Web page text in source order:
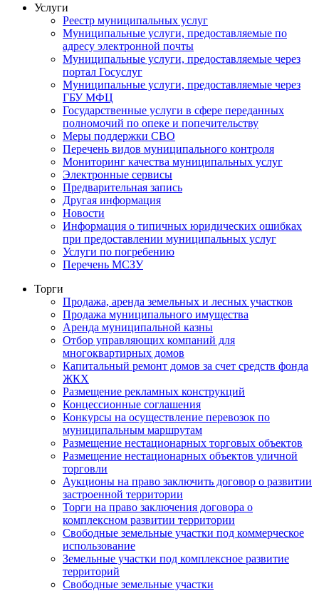
Услуги
Реестр муниципальных услуг
Муниципальные услуги, предоставляемые по
адресу электронной почты
Муниципальные услуги, предоставляемые через
портал Госуслуг
Муниципальные услуги, предоставляемые через
ГБУ МФЦ
Государственные услуги в сфере переданных
полномочий по опеке и попечительству
Меры поддержки СВО
Перечень видов муниципального контроля
Мониторинг качества муниципальных услуг
Электронные сервисы
Предварительная запись
Другая информация
Новости
Информация о типичных юридических ошибках
при предоставлении муниципальных услуг
Услуги по погребению
Перечень МСЗУ
Торги
Продажа, аренда земельных и лесных участков
Продажа муниципального имущества
Аренда муниципальной казны
Отбор управляющих компаний для
многоквартирных домов
Капитальный ремонт домов за счет средств фонда
ЖКХ
Размещение рекламных конструкций
Концессионные соглашения
Конкурсы на осуществление перевозок по
муниципальным маршрутам
Размещение нестационарных торговых объектов
Размещение нестационарных объектов уличной
торговли
Аукционы на право заключить договор о развитии
застроенной территории
Торги на право заключения договора о
комплексном развитии территории
Свободные земельные участки под коммерческое
использование
Земельные участки под комплексное развитие
территорий
Свободные земельные участки